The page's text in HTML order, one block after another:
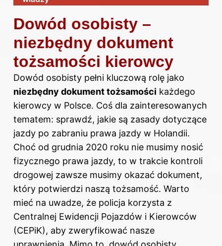
Dowód osobisty –
niezbędny dokument
tożsamości kierowcy
Dowód osobisty pełni kluczową rolę jako
niezbędny dokument tożsamości każdego
kierowcy w Polsce. Coś dla zainteresowanych
tematem: sprawdź, jakie są zasady dotyczące
jazdy po zabraniu prawa jazdy w Holandii.
Choć od grudnia 2020 roku nie musimy nosić
fizycznego prawa jazdy, to w trakcie kontroli
drogowej zawsze musimy okazać dokument,
który potwierdzi naszą tożsamość. Warto
mieć na uwadze, że policja korzysta z
Centralnej Ewidencji Pojazdów i Kierowców
(CEPiK), aby zweryfikować nasze